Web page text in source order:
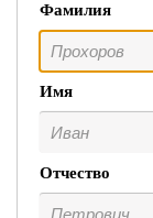
Фамилия
Имя
Отчество